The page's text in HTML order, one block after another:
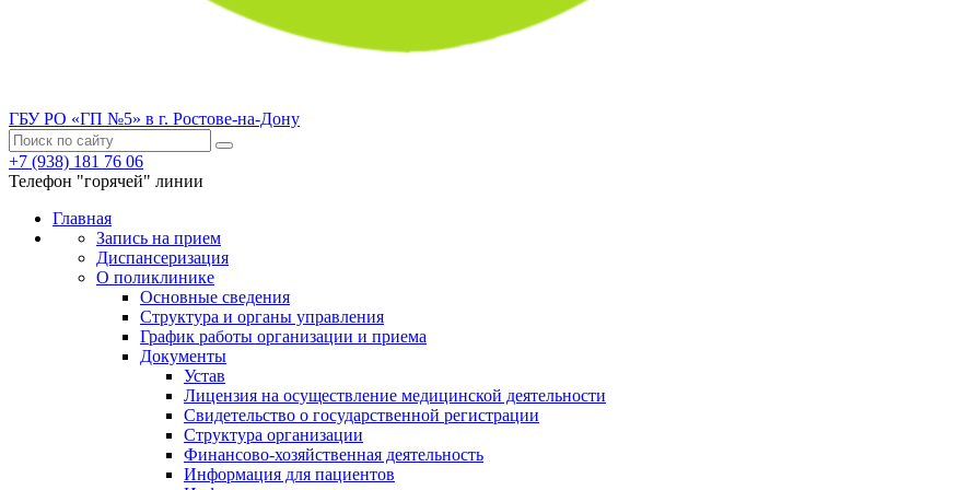
ГБУ РО «ГП №5» в г. Ростове-на-Дону
+7 (938) 181 76 06
Телефон "горячей" линии
Главная
Запись на прием
Диспансеризация
О поликлинике
Основные сведения
Структура и органы управления
График работы организации и приема
Документы
Устав
Лицензия на осуществление медицинской деятельности
Свидетельство о государственной регистрации
Структура организации
Финансово-хозяйственная деятельность
Информация для пациентов